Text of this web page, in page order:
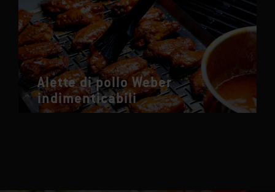
Alette di pollo Weber
indimenticabili